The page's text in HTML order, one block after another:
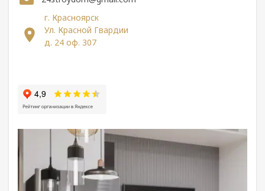
г. Красноярск
Ул. Красной Гвардии
д. 24 оф. 307